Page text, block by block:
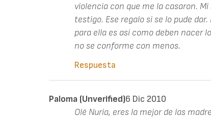
violencia con que me la casaron.
testigo. Ese regalo si se lo pude
para ella es así como deben nacer
no se conforme con menos.
Respuesta
Paloma (unverified)6 Dic 2010
Olé Nuria, eres la mejor de las